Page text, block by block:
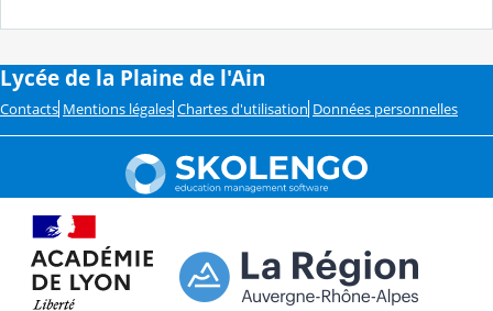
Lycée de la Plaine de l'Ain
Contacts Mentions légales Chartes d'utilisation Données personnelles